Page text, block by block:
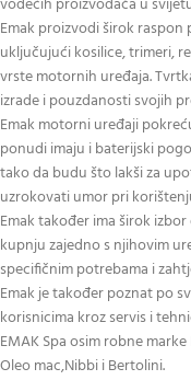
Emak proizvodi širok
uključujući kosilice, trimeri,
vrste motornih uređaja.
izrade i pouzdanosti svojih
Emak motorni uređaji
ponudi imaju i baterijski
tako da budu što lakši za
uzrokovati umor pri
Emak također ima širok
kupnju zajedno s njihovim
specifičnim potrebama i
Emak je također poznat po
korisnicima kroz servis i
EMAK Spa osim robne
Oleo mac,Nibbi i Bertolini.